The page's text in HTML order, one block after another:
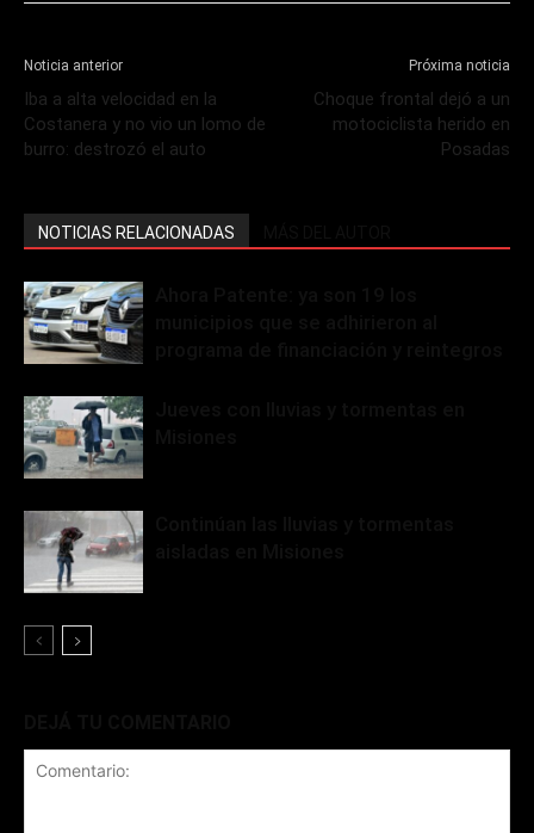
Noticia anterior
Iba a alta velocidad en la
Costanera y no vio un lomo de
burro: destrozó el auto
Próxima noticia
Choque frontal dejó a un
motociclista herido en
Posadas
NOTICIAS RELACIONADAS